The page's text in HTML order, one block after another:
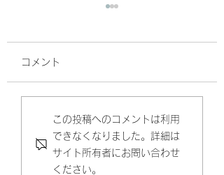
コメント
この投稿へのコメントは利用
できなくなりました。詳細は
サイト所有者にお問い合わせ
ください。